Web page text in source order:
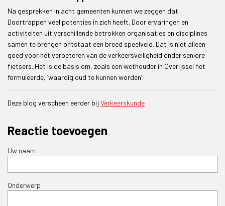
Na gesprekken in acht gemeenten kunnen we zeggen dat
Doortrappen veel potenties in zich heeft. Door ervaringen en
activiteiten uit verschillende betrokken organisaties en disciplines
samen te brengen ontstaat een breed speelveld. Dat is niet alleen
goed voor het verbeteren van de verkeersveiligheid onder seniore
fietsers. Het is de basis om, zoals een wethouder in Overijssel het
formuleerde, ‘waardig oud te kunnen worden’.
Deze blog verscheen eerder bij Verkeerskunde
Reactie toevoegen
Uw naam
Onderwerp